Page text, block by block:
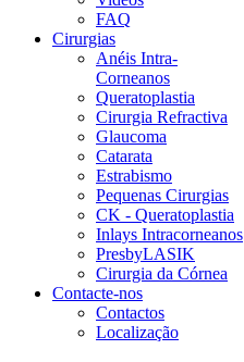
FAQ
Cirurgias
Anéis Intra-
Corneanos
Queratoplastia
Cirurgia Refractiva
Glaucoma
Catarata
Estrabismo
Pequenas Cirurgias
CK - Queratoplastia
Inlays Intracorneanos
PresbyLASIK
Cirurgia da Córnea
Contacte-nos
Contactos
Localização